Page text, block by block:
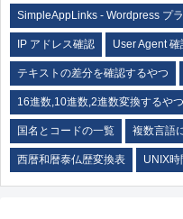
SimpleAppLinks - Wordpress プ
IP アドレス確認 User Agent 確
テキストの差分を確認するやつ
16進数,10進数,2進数変換するやつ
国名とコードの一覧 複数言語
西暦和暦泰仏歴変換表 UNIX時